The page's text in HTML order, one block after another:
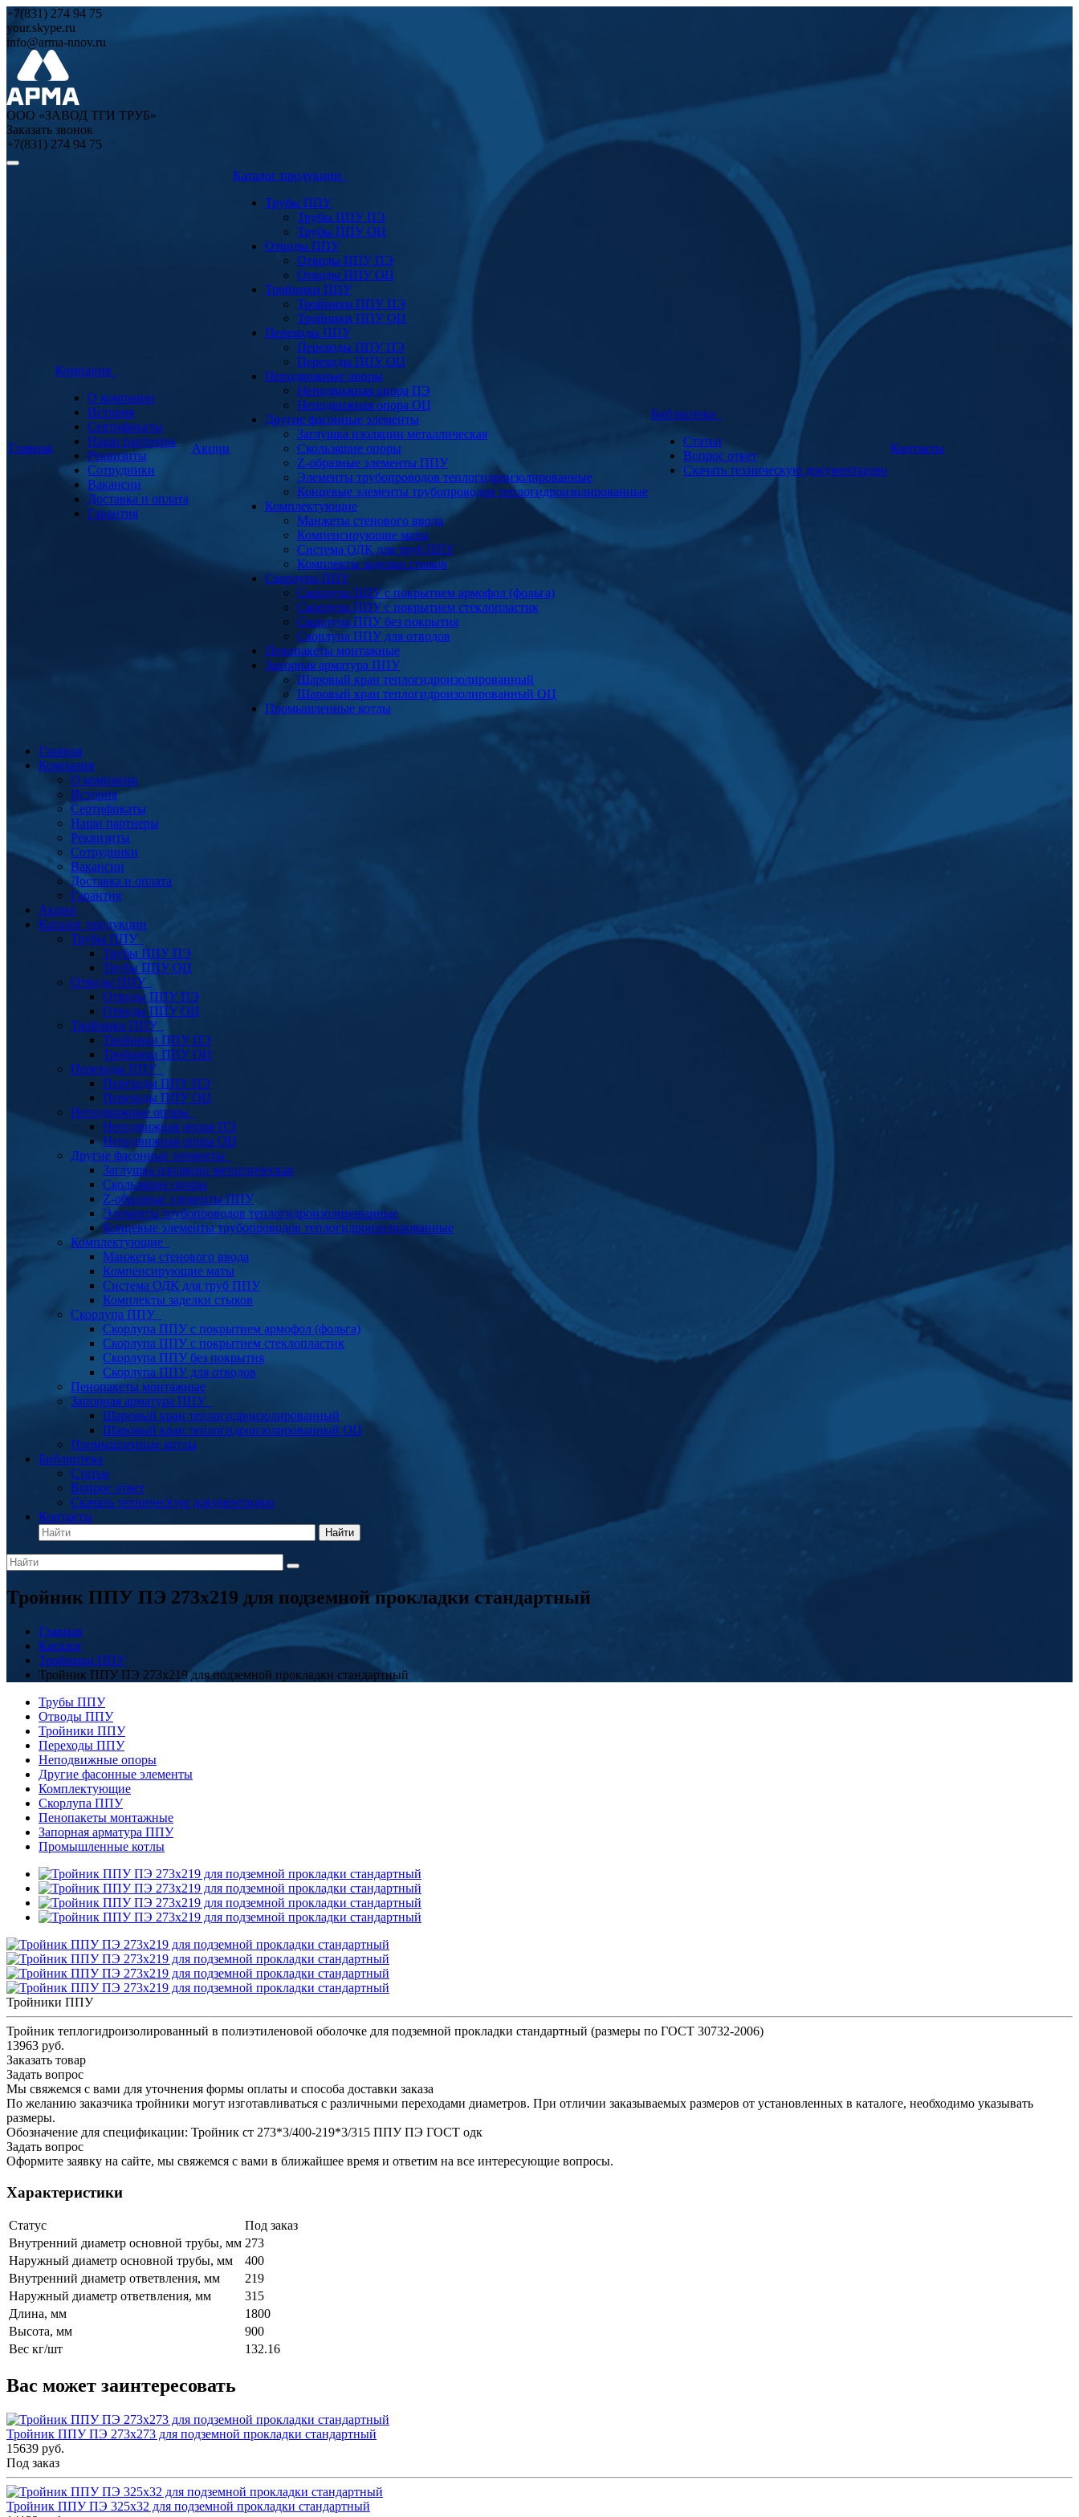
+7(831) 274 94 75
your.skype.ru
info@arma-nnov.ru
ООО «ЗАВОД ТГИ ТРУБ»
Заказать звонок
+7(831) 274 94 75
Главная
Компания
О компании
История
Сертификаты
Наши партнеры
Реквизиты
Сотрудники
Вакансии
Доставка и оплата
Гарантия
Акции
Каталог продукции
Трубы ППУ
Трубы ППУ ПЭ
Трубы ППУ ОЦ
Отводы ППУ
Отводы ППУ ПЭ
Отводы ППУ ОЦ
Тройники ППУ
Тройники ППУ ПЭ
Тройники ППУ ОЦ
Переходы ППУ
Переходы ППУ ПЭ
Переходы ППУ ОЦ
Неподвижные опоры
Неподвижная опора ПЭ
Неподвижная опора ОЦ
Другие фасонные элементы
Заглушка изоляции металлическая
Скользящие опоры
Z-образные элементы ППУ
Элементы трубопроводов теплогидроизолированные
Концевые элементы трубопроводов теплогидроизолированные
Комплектующие
Манжеты стенового ввода
Компенсирующие маты
Система ОДК для труб ППУ
Комплекты заделки стыков
Скорлупа ППУ
Скорлупа ППУ с покрытием армофол (фольга)
Скорлупа ППУ с покрытием стеклопластик
Скорлупа ППУ без покрытия
Скорлупа ППУ для отводов
Пенопакеты монтажные
Запорная арматура ППУ
Шаровый кран теплогидроизолированный
Шаровый кран теплогидроизолированный ОЦ
Промышленные котлы
Библиотека
Статьи
Вопрос ответ
Скачать техническую документацию
Контакты
Главная
Компания
О компании
История
Сертификаты
Наши партнеры
Реквизиты
Сотрудники
Вакансии
Доставка и оплата
Гарантия
Акции
Каталог продукции
Трубы ППУ
Трубы ППУ ПЭ
Трубы ППУ ОЦ
Отводы ППУ
Отводы ППУ ПЭ
Отводы ППУ ОЦ
Тройники ППУ
Тройники ППУ ПЭ
Тройники ППУ ОЦ
Переходы ППУ
Переходы ППУ ПЭ
Переходы ППУ ОЦ
Неподвижные опоры
Неподвижная опора ПЭ
Неподвижная опора ОЦ
Другие фасонные элементы
Заглушка изоляции металлическая
Скользящие опоры
Z-образные элементы ППУ
Элементы трубопроводов теплогидроизолированные
Концевые элементы трубопроводов теплогидроизолированные
Комплектующие
Манжеты стенового ввода
Компенсирующие маты
Система ОДК для труб ППУ
Комплекты заделки стыков
Скорлупа ППУ
Скорлупа ППУ с покрытием армофол (фольга)
Скорлупа ППУ с покрытием стеклопластик
Скорлупа ППУ без покрытия
Скорлупа ППУ для отводов
Пенопакеты монтажные
Запорная арматура ППУ
Шаровый кран теплогидроизолированный
Шаровый кран теплогидроизолированный ОЦ
Промышленные котлы
Библиотека
Статьи
Вопрос ответ
Скачать техническую документацию
Контакты
Найти
Тройник ППУ ПЭ 273x219 для подземной прокладки стандартный
Главная
Каталог
Тройники ППУ
Тройник ППУ ПЭ 273x219 для подземной прокладки стандартный
Трубы ППУ
Отводы ППУ
Тройники ППУ
Переходы ППУ
Неподвижные опоры
Другие фасонные элементы
Комплектующие
Скорлупа ППУ
Пенопакеты монтажные
Запорная арматура ППУ
Промышленные котлы
Тройники ППУ
Тройник теплогидроизолированный в полиэтиленовой оболочке для подземной прокладки стандартный (размеры по ГОСТ 30732-2006)
13963 руб.
Заказать товар
Задать вопрос
Мы свяжемся с вами для уточнения формы оплаты и способа доставки заказа
По желанию заказчика тройники могут изготавливаться с различными переходами диаметров. При отличии заказываемых размеров от установленных в каталоге, необходимо указывать
размеры.
Обозначение для спецификации: Тройник ст 273*3/400-219*3/315 ППУ ПЭ ГОСТ одк
Задать вопрос
Оформите заявку на сайте, мы свяжемся с вами в ближайшее время и ответим на все интересующие вопросы.
Характеристики
Статус
Под заказ
Внутренний диаметр основной трубы, мм 273
Наружный диаметр основной трубы, мм
400
Внутренний диаметр ответвления, мм
219
Наружный диаметр ответвления, мм
315
Длина, мм
1800
Высота, мм
900
Вес кг/шт
132.16
Вас может заинтересовать
Тройник ППУ ПЭ 273x273 для подземной прокладки стандартный
15639 руб.
Под заказ
Тройник ППУ ПЭ 325x32 для подземной прокладки стандартный